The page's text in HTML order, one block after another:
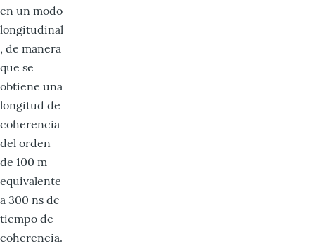
en un modo
longitudinal
, de manera
que se
obtiene una
longitud de
coherencia
del orden
de 100 m
equivalente
a 300 ns de
tiempo de
coherencia.